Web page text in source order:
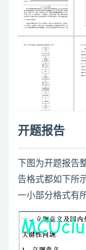
开题报告
下图为开题报告
告格式都如下所
一小部分格式有